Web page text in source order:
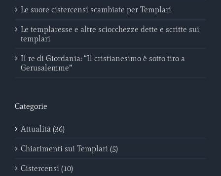
Le suore cistercensi scambiate per Templari
Le templaresse e altre sciocchezze dette e scritte sui
templari
Il re di Giordania: “Il cristianesimo è sotto tiro a
Gerusalemme”
Categorie
Attualità (36)
Chiarimenti sui Templari (5)
Cistercensi (10)